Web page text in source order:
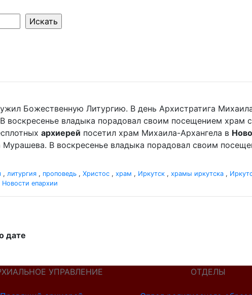
Божественную Литургию. В день Архистратига
воскресенье владыка порадовал своим посещением храм
архиерей посетил храм Михаила-Архангела в
В воскресенье владыка порадовал своим
, литургия , проповедь , Христос , храм , Иркутск , храмы иркутска ,
Новости епархии
дате
УПРАВЛЕНИЕ ОТДЕЛЫ